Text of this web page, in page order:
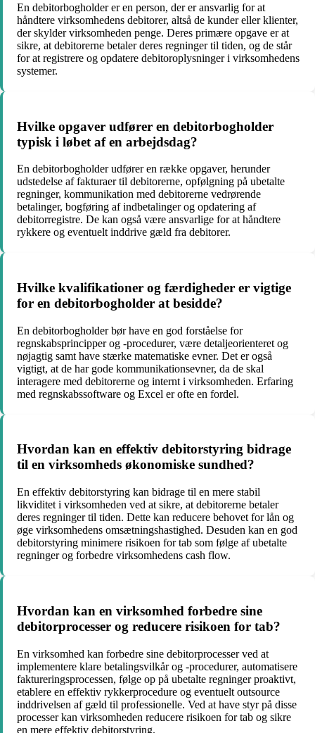
En debitorbogholder er en person, der er ansvarlig for at
håndtere virksomhedens debitorer, altså de kunder eller klienter,
der skylder virksomheden penge. Deres primære opgave er at
sikre, at debitorerne betaler deres regninger til tiden, og de står
for at registrere og opdatere debitoroplysninger i virksomhedens
systemer.
Hvilke opgaver udfører en debitorbogholder
typisk i løbet af en arbejdsdag?
En debitorbogholder udfører en række opgaver, herunder
udstedelse af fakturaer til debitorerne, opfølgning på ubetalte
regninger, kommunikation med debitorerne vedrørende
betalinger, bogføring af indbetalinger og opdatering af
debitorregistre. De kan også være ansvarlige for at håndtere
rykkere og eventuelt inddrive gæld fra debitorer.
Hvilke kvalifikationer og færdigheder er vigtige
for en debitorbogholder at besidde?
En debitorbogholder bør have en god forståelse for
regnskabsprincipper og -procedurer, være detaljeorienteret og
nøjagtig samt have stærke matematiske evner. Det er også
vigtigt, at de har gode kommunikationsevner, da de skal
interagere med debitorerne og internt i virksomheden. Erfaring
med regnskabssoftware og Excel er ofte en fordel.
Hvordan kan en effektiv debitorstyring bidrage
til en virksomheds økonomiske sundhed?
En effektiv debitorstyring kan bidrage til en mere stabil
likviditet i virksomheden ved at sikre, at debitorerne betaler
deres regninger til tiden. Dette kan reducere behovet for lån og
øge virksomhedens omsætningshastighed. Desuden kan en god
debitorstyring minimere risikoen for tab som følge af ubetalte
regninger og forbedre virksomhedens cash flow.
Hvordan kan en virksomhed forbedre sine
debitorprocesser og reducere risikoen for tab?
En virksomhed kan forbedre sine debitorprocesser ved at
implementere klare betalingsvilkår og -procedurer, automatisere
faktureringsprocessen, følge op på ubetalte regninger proaktivt,
etablere en effektiv rykkerprocedure og eventuelt outsource
inddrivelsen af gæld til professionelle. Ved at have styr på disse
processer kan virksomheden reducere risikoen for tab og sikre
en mere effektiv debitorstyring.